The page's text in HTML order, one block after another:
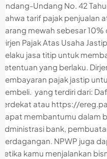
Undang-Undang No. 42
bahwa tarif pajak penjualan
barang mewah sebesar
Dirjen Pajak Atas Usaha
pelaku jasa titip untuk
ketentuan yang berlaku.
pembayaran pajak jastip
pembeli. yang terdiri dari:
terdekat atau https://
dapat membantumu dalam
administrasi bank,
Perdagangan. NPWP juga
ketika kamu menjalankan